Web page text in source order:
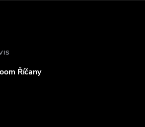
Říčany